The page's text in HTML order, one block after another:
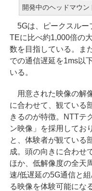
開発中のヘッドマウン
5Gは、ピークスルー
TEに比べ約1,000倍の
数を目指している。ま
での通信遅延を1ms以
いる。
用意された映像の解
に合わせて、観ている
きるのが特徴。NTTテ
ン映像」を採用してお
と、体験者が観ている
成。頭の向きに合わせ
ほか、低解像度の全天
速/低遅延の5G通信と
る映像を体験可能にな